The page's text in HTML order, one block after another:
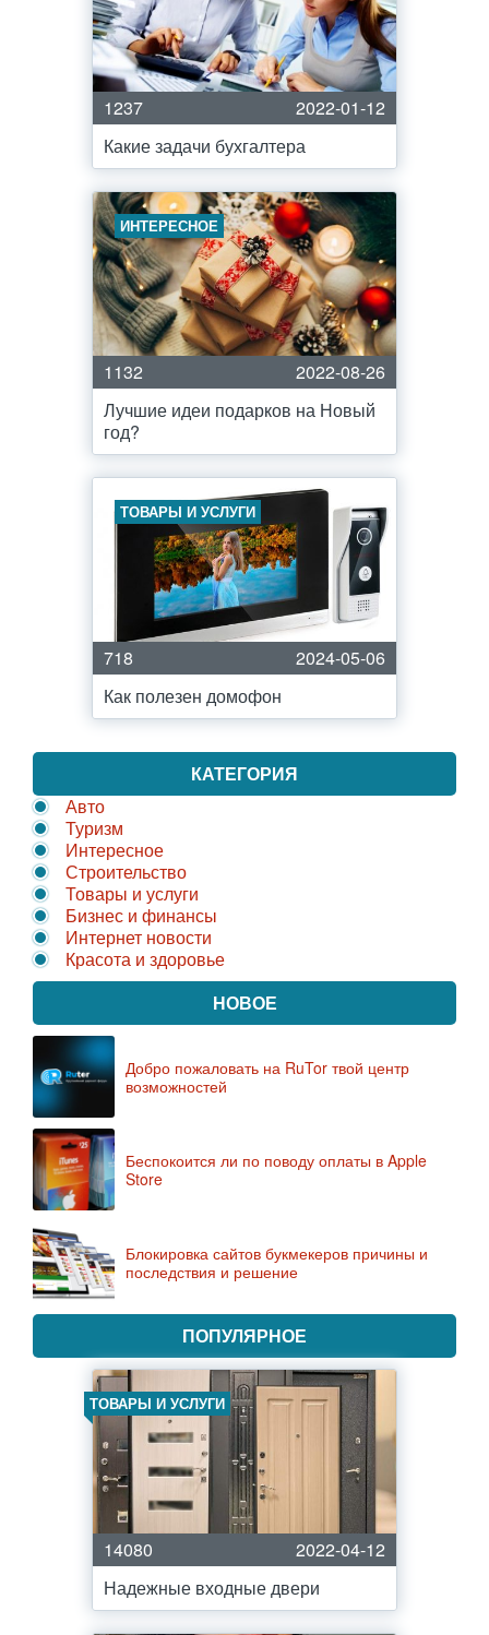
1237
2022-01-12
Какие задачи бухгалтера
ИНТЕРЕСНОЕ
1132
2022-08-26
Лучшие идеи подарков на Новый
год?
ТОВАРЫ И УСЛУГИ
718
2024-05-06
Как полезен домофон
КАТЕГОРИЯ
Авто
Туризм
Интересное
Строительство
Товары и услуги
Бизнес и финансы
Интернет новости
Красота и здоровье
НОВОЕ
Добро пожаловать на RuTor твой центр
возможностей
Беспокоится ли по поводу оплаты в Apple
Store
Блокировка сайтов букмекеров причины и
последствия и решение
ПОПУЛЯРНОЕ
ТОВАРЫ И УСЛУГИ
14080
2022-04-12
Надежные входные двери